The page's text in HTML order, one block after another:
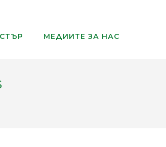
МЕДИИТЕ ЗА НАС